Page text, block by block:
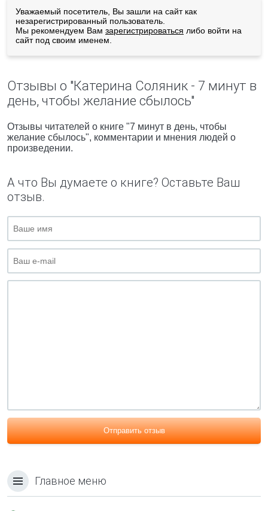
Уважаемый посетитель, Вы зашли на сайт как
незарегистрированный пользователь.
Мы рекомендуем Вам зарегистрироваться либо войти на
сайт под своим именем.
Отзывы о "Катерина Соляник - 7 минут в
день, чтобы желание сбылось"
Отзывы читателей о книге "7 минут в день, чтобы
желание сбылось", комментарии и мнения людей о
произведении.
А что Вы думаете о книге? Оставьте Ваш
отзыв.
Отправить отзыв
Главное меню